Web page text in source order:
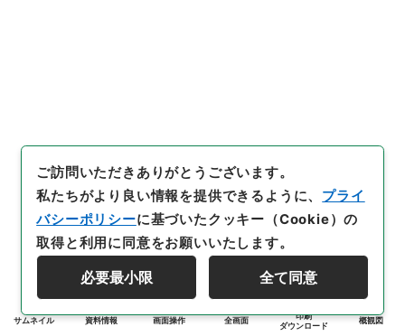
サムネイル 資料情報 画面操作 全画面
印刷
ダウンロード
概観図
ご訪問いただきありがとうございます。
私たちがより良い情報を提供できるように、 プライ
バシーポリシーに基づいたクッキー（Cookie）の
取得と利用に同意をお願いいたします。
必要最小限 全て同意